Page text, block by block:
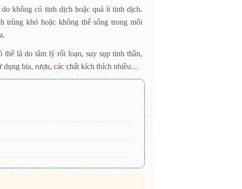
không có tinh dịch hoặc quá ít tinh dịch.
trùng khó hoặc không thể sống trong môi
là do tâm lý rối loạn, suy sụp tinh thần,
dụng bia, rượu, các chất kích thích nhiều…